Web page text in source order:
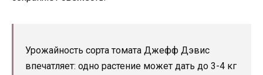
Урожайность сорта томата Джефф Дэвис
впечатляет: одно растение может дать до 3-4 кг